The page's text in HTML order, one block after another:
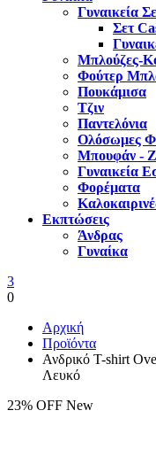
Γυναικεία
Σετ
Μπλούζες-
Φούτερ
Πουκάμισα
Τζιν
Παντελόνια
Ολόσωμες
Μπουφάν -
Γυναικεία
Φορέματα
Εκπτώσεις
Άνδρας
Γυναίκα
3
0
Αρχική
Προϊόντα
Ανδρικό T-shirt
Λευκό
23% OFF New